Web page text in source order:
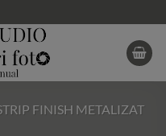
FINISH METALIZAT